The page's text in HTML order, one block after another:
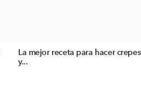
La mejor receta para hacer crepes
y...